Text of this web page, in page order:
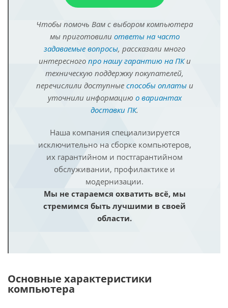
Чтобы помочь Вам с выбором компьютера
мы приготовили ответы на часто
задаваемые вопросы, рассказали много
интересного про нашу гарантию на ПКи
техническую поддержку покупателей,
перечислили доступные способы оплатыи
уточнили информацию о вариантах
доставки ПК.
Наша компания специализируется
исключительно на сборке компьютеров,
их гарантийном и постгарантийном
обслуживании, профилактике и
модернизации.
Мы не стараемся охватить всё, мы
стремимся быть лучшими в своей
области.
Основные характеристики
компьютера